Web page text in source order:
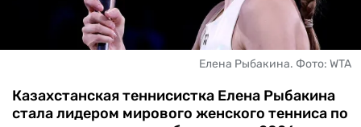
БУКМЕКЕРЫ
Елена Рыбакина. Фото: WTA
Казахстанская теннисистка Елена Рыбакина
стала лидером мирового женского тенниса по